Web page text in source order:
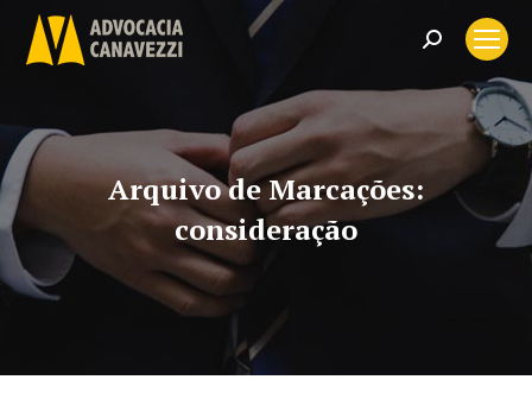
Search:
Arquivo de Marcações:
consideração